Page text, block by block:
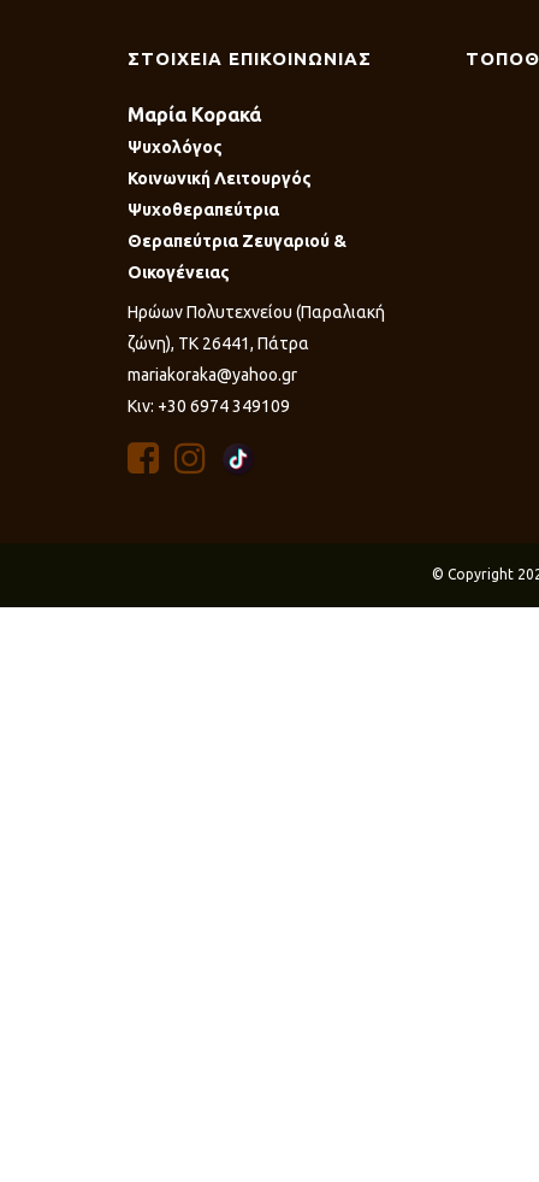
ΣΤΟΙΧΕΙΑ ΕΠΙΚΟΙΝΩΝΙΑΣ
Μαρία Κορακά
Ψυχολόγος
Κοινωνική Λειτουργός
Ψυχοθεραπεύτρια
Θεραπεύτρια Ζευγαριού &
Οικογένειας
Ηρώων Πολυτεχνείου (Παραλιακή
ζώνη), ΤΚ 26441, Πάτρα
mariakoraka@yahoo.gr
Κιν: +30 6974 349109
© Copyright